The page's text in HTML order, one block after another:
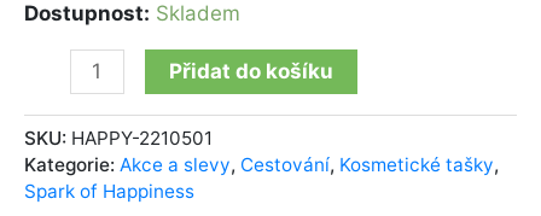
Dostupnost: Skladem
Přidat do košíku
SKU: HAPPY-2210501
Kategorie: Akce a slevy, Cestování, Kosmetické tašky,
Spark of Happiness